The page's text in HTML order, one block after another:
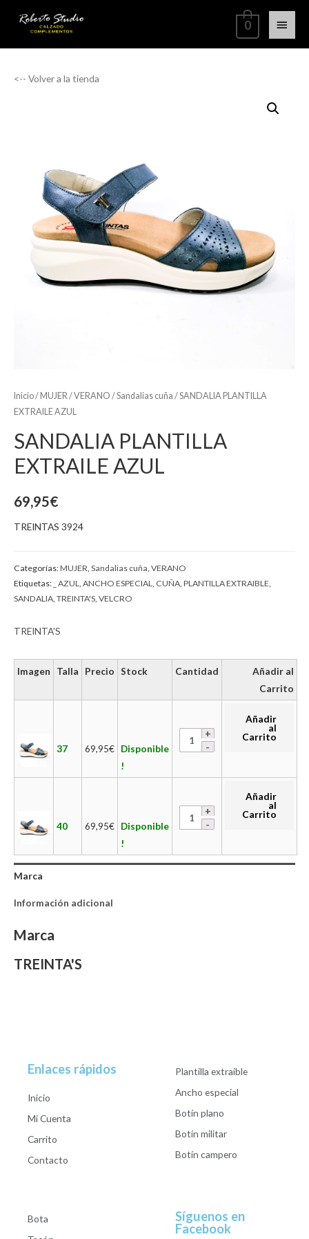
0
<-- Volver a la tienda
Inicio/ MUJER /VERANO /Sandalias cuña / SANDALIA PLANTILLA
EXTRAILE AZUL
SANDALIA PLANTILLA
EXTRAILE AZUL
69,95€
TREINTAS 3924
Categorías:MUJER Sandalias cuña VERANO
Etiquetas: _ AZUL ANCHO ESPECIAL CUÑA PLANTILLA EXTRAIBLE
SANDALIA TREINTA'S VELCRO
TREINTA'S
Imagen Talla Precio Stock Cantidad
Añadir al
Carrito
37 69,95€ Disponible
!
Añadir
al
Carrito
40 69,95€ Disponible
!
Añadir
al
Carrito
Marca
Información adicional
Marca
TREINTA'S
Enlaces rápidos
Inicio
Mi Cuenta
Carrito
Contacto
Plantilla extraible
Ancho especial
Botín plano
Botín militar
Botín campero
Bota
Síguenos en
Facebook